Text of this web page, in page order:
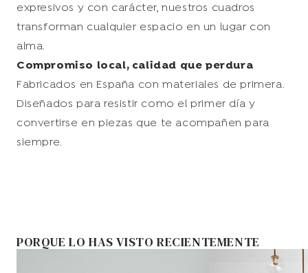
expresivos y con carácter, nuestros cuadros
transforman cualquier espacio en un lugar con
alma.
Compromiso local, calidad que perdura
Fabricados en España con materiales de primera.
Diseñados para resistir como el primer día y
convertirse en piezas que te acompañen para
siempre.
PORQUE LO HAS VISTO RECIENTEMENTE